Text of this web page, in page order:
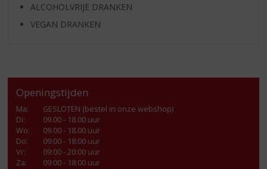
ALCOHOLVRIJE DRANKEN
VEGAN DRANKEN
Openingstijden
Ma:
GESLOTEN (bestel in onze webshop)
Di:
09.00 - 18.00 uur
Wo:
09.00 - 18.00 uur
Do:
09:00 - 18:00 uur
Vr:
09:00 - 20:00 uur
Za:
09:00 - 18:00 uur